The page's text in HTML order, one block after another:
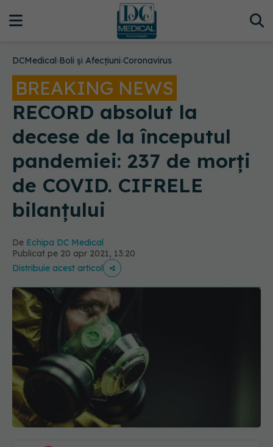
DCMedical›Boli și Afecțiuni›Coronavirus
BREAKING NEWS
RECORD absolut la
decese de la începutul
pandemiei: 237 de morți
de COVID. CIFRELE
bilanțului
De Echipa DC Medical
Publicat pe 20 apr 2021, 13:20
Distribuie acest articol